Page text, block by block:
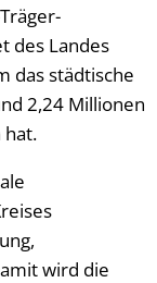
des Landes
das städtische
2,24 Millionen
hat.
wird die